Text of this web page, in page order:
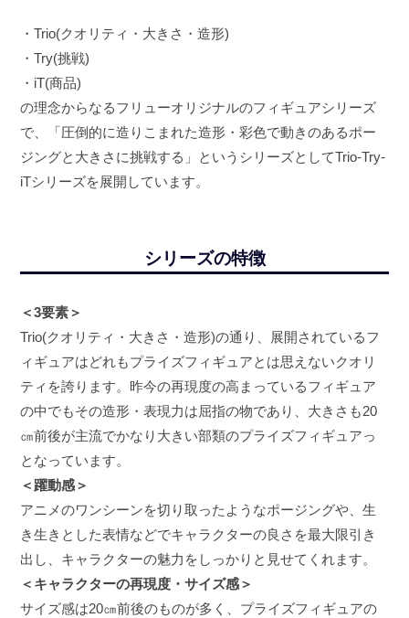
・Trio(クオリティ・大きさ・造形)
・Try(挑戦)
・iT(商品)
の理念からなるフリューオリジナルのフィギュアシリーズ
で、「圧倒的に造りこまれた造形・彩色で動きのあるポー
ジングと大きさに挑戦する」というシリーズとしてTrio-Try-
iTシリーズを展開しています。
シリーズの特徴
＜3要素＞
Trio(クオリティ・大きさ・造形)の通り、展開されているフ
ィギュアはどれもプライズフィギュアとは思えないクオリ
ティを誇ります。昨今の再現度の高まっているフィギュア
の中でもその造形・表現力は屈指の物であり、大きさも20
㎝前後が主流でかなり大きい部類のプライズフィギュアっ
となっています。
＜躍動感＞
アニメのワンシーンを切り取ったようなポージングや、生
き生きとした表情などでキャラクターの良さを最大限引き
出し、キャラクターの魅力をしっかりと見せてくれます。
＜キャラクターの再現度・サイズ感＞
サイズ感は20㎝前後のものが多く、プライズフィギュアの